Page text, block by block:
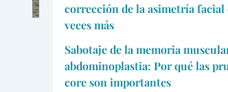
corrección de la asimetría facial
veces más
Sabotaje de la memoria
abdominoplastia: Por qué las
core son importantes